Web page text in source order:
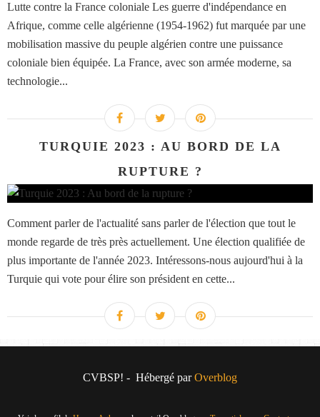
Lutte contre la France coloniale Les guerre d'indépendance en
Afrique, comme celle algérienne (1954-1962) fut marquée par une
mobilisation massive du peuple algérien contre une puissance
coloniale bien équipée. La France, avec son armée moderne, sa
technologie...
TURQUIE 2023 : AU BORD DE LA
RUPTURE ?
Comment parler de l'actualité sans parler de l'élection que tout le
monde regarde de très près actuellement. Une élection qualifiée de
plus importante de l'année 2023. Intéressons-nous aujourd'hui à la
Turquie qui vote pour élire son président en cette...
CVBSP! - Hébergé parOverblog